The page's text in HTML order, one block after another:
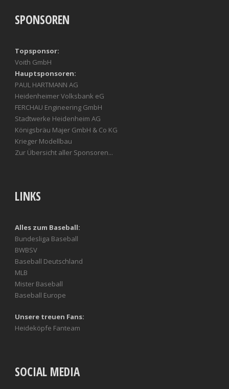
SPONSOREN
Topsponsor:
Voith GmbH
Hauptsponsoren:
PAUL HARTMANN AG
Heidenheimer Volksbank eG
FERCHAU Engineering GmbH
Stadtwerke Heidenheim AG
Königsbräu Majer GmbH & Co KG
Krieger Modellbau
Zur Übersicht aller Sponsoren...
LINKS
Alles zum Baseball:
Bundesliga Baseball
BWBSV
Baseball Deutschland
MLB
Mister Baseball
Baseball Europe
Unsere treuen Fans:
Heideköpfe Fanteam
SOCIAL MEDIA